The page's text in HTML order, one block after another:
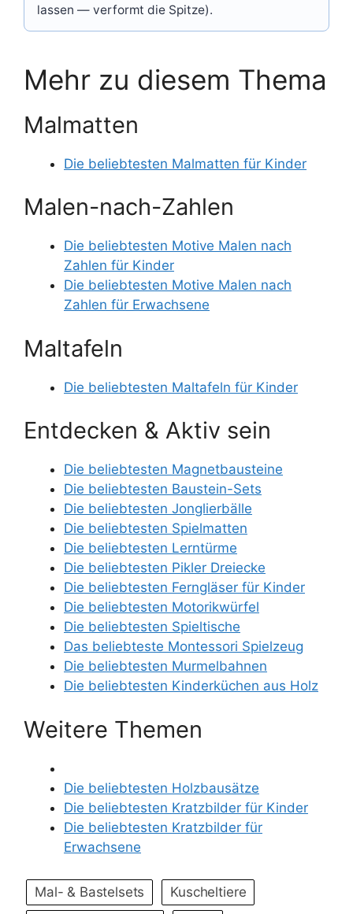
lassen — verformt die Spitze).
Mehr zu diesem Thema
Malmatten
Die beliebtesten Malmatten für Kinder
Malen-nach-Zahlen
Die beliebtesten Motive Malen nach
Zahlen für Kinder
Die beliebtesten Motive Malen nach
Zahlen für Erwachsene
Maltafeln
Die beliebtesten Maltafeln für Kinder
Entdecken & Aktiv sein
Die beliebtesten Magnetbausteine
Die beliebtesten Baustein-Sets
Die beliebtesten Jonglierbälle
Die beliebtesten Spielmatten
Die beliebtesten Lerntürme
Die beliebtesten Pikler Dreiecke
Die beliebtesten Ferngläser für Kinder
Die beliebtesten Motorikwürfel
Die beliebtesten Spieltische
Das beliebteste Montessori Spielzeug
Die beliebtesten Murmelbahnen
Die beliebtesten Kinderküchen aus Holz
Weitere Themen
Die beliebtesten Holzbausätze
Die beliebtesten Kratzbilder für Kinder
Die beliebtesten Kratzbilder für
Erwachsene
Mal- & Bastelsets
Kuscheltiere